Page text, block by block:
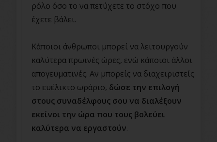
ρόλο όσο το να πετύχετε το στόχο που
έχετε βάλει.
Κάποιοι άνθρωποι μπορεί να λειτουργούν
καλύτερα πρωινές ώρες, ενώ κάποιοι άλλοι
απογευματινές. Αν μπορείς να διαχειριστείς
το ευέλικτο ωράριο, δώσε την επιλογή
στους συναδέλφους σου να διαλέξουν
εκείνοι την ώρα που τους βολεύει
καλύτερα να εργαστούν.